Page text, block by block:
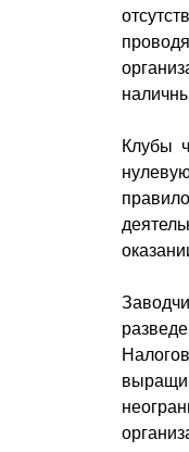
Клубы